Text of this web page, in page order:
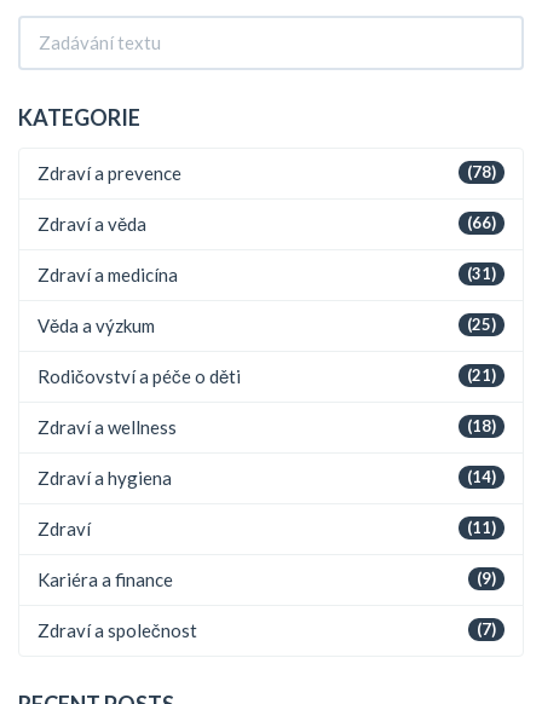
KATEGORIE
(78)
Zdraví a prevence
(66)
Zdraví a věda
(31)
Zdraví a medicína
(25)
Věda a výzkum
(21)
Rodičovství a péče o děti
(18)
Zdraví a wellness
(14)
Zdraví a hygiena
(11)
Zdraví
(9)
Kariéra a finance
(7)
Zdraví a společnost